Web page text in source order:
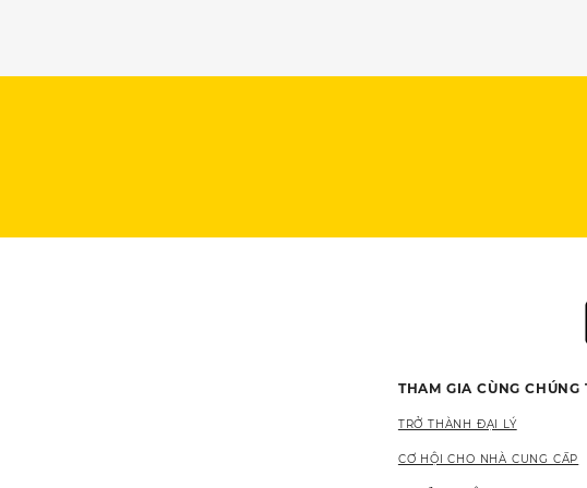
THAM GIA CÙNG CHÚNG
TRỞ THÀNH ĐẠI LÝ
CƠ HỘI CHO NHÀ CUNG CẤP